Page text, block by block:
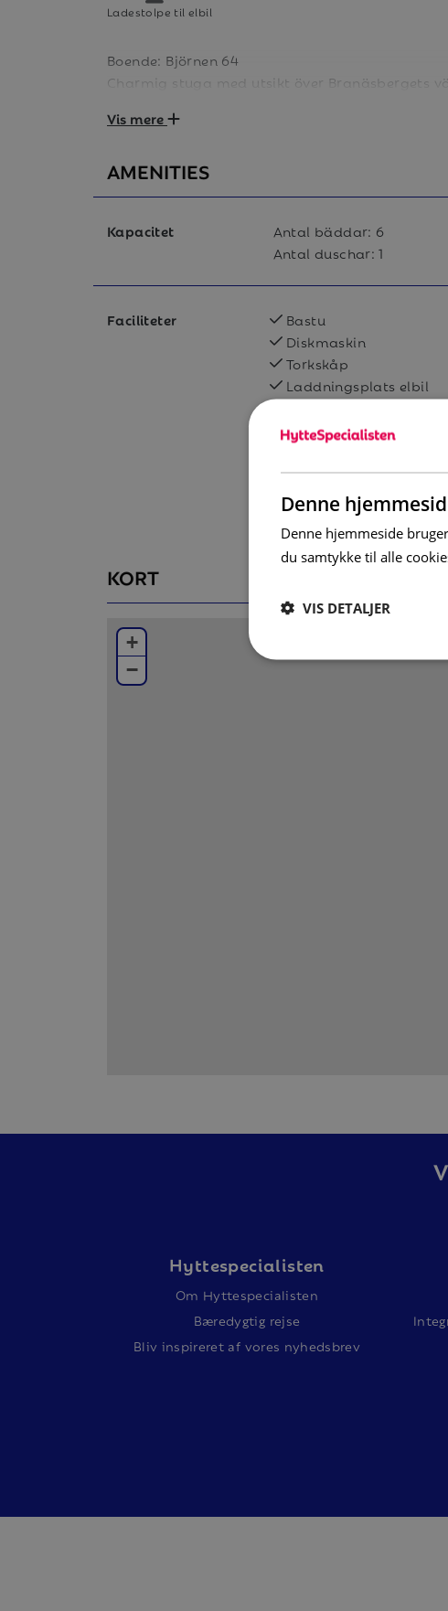
Ladestolpe til elbil
Boende: Björnen 64
Charmig stuga med utsikt över Branäsbergets
finns tre sovrum samt allrum och kök.
Allrum
Allrummet har en braskamin, bäddsoffa och
Det finns tre sovrum, två med dubbelsäng och
I boendet finns WC/dusch och bastu.
Boendet har altan i sydväst (skottas ej).
anslutning till boendet. Fritt WiFi (Branäs har
gällande uppkopplingen). Laddbox till elbil
Som standard hos oss finns en barnstol och en
kudde ingår ej i barnsängen). Önskar du flera
helt kostnadsfritt.
Vis mere
AMENITIES
Kapacitet Antal bäddar: 6
Antal duschar: 1
Faciliteter Bastu
Diskmaskin
Torkskåp
Laddningsplats elbil
KORT
+
−
Hyttespecialisten
Om Hyttespecialisten
Bæredygtig rejse
Bliv inspireret af vores nyhedsbrev
Denne
Denne hjemmeside
du samtykke til alle
VIS DETALJER